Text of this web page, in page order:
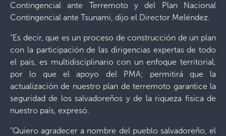
Contingencial ante Terremoto y del Plan Nacional
Contingencial ante Tsunami, dijo el Director Meléndez.
“Es decir, que es un proceso de construcción de un plan
con la participación de las dirigencias expertas de todo
el país, es multidisciplinario con un enfoque territorial,
por lo que el apoyo del PMA; permitirá que la
actualización de nuestro plan de terremoto garantice la
seguridad de los salvadoreños y de la riqueza física de
nuestro país, expresó.
“Quiero agradecer a nombre del pueblo salvadoreño, el